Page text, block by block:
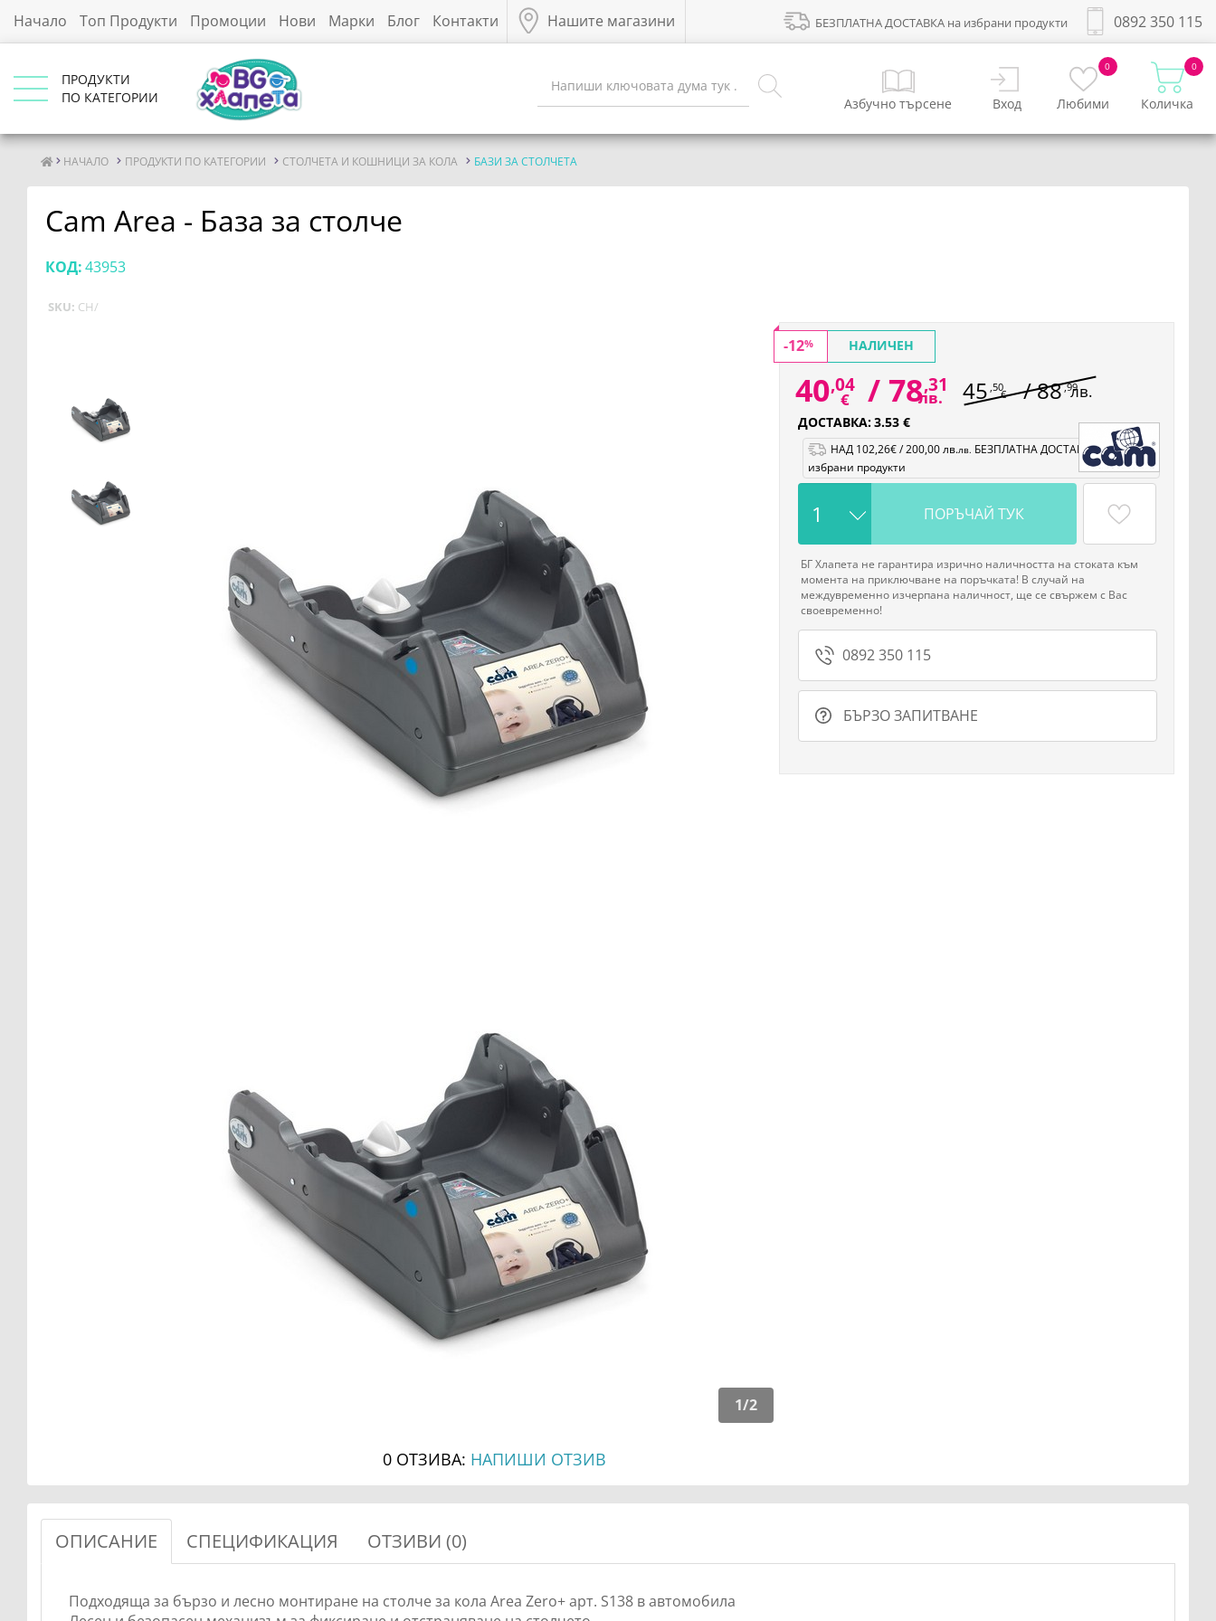
Начало Топ Продукти Промоции Нови Марки Блог Контакти Нашите магазини 0892 350 115
БЕЗПЛАТНА ДОСТАВКА на избрани продукти
ПРОДУКТИ
ПО КАТЕГОРИИ
Азбучно търсене Вход
0
Любими
0
Количка
НАЧАЛО ПРОДУКТИ ПО КАТЕГОРИИ СТОЛЧЕТА И КОШНИЦИ ЗА КОЛА БАЗИ ЗА СТОЛЧЕТА
Cam Area - База за столче
КОД:43953
SKU: CH/
0 ОТЗИВА: НАПИШИ ОТЗИВ
1/2
-12% НАЛИЧЕН
40,04
€ / 78,31
лв. 45,50
€ /88,99лв.
ДОСТАВКА:3.53 €
НАД 102,26€/200,00лв.лв. БЕЗПЛАТНА ДОСТАВКА на
избрани продукти
ПОРЪЧАЙ ТУК
БГ Хлапета не гарантира изрично наличността на стоката към
момента на приключване на поръчката! В случай на
междувременно изчерпана наличност, ще се свържем с Вас
своевременно!
0892 350 115
БЪРЗО ЗАПИТВАНЕ
ОПИСАНИЕ СПЕЦИФИКАЦИЯ ОТЗИВИ (0)
Подходяща за бързо и лесно монтиране на столче за кола Area Zero+ арт. S138 в автомобила